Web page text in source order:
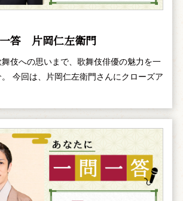
答 片岡仁左衛門
伎への思いまで、歌舞伎俳優の魅力を一
今回は、片岡仁左衛門さんにクローズア